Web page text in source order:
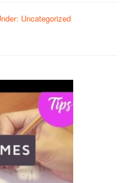
Uncategorized